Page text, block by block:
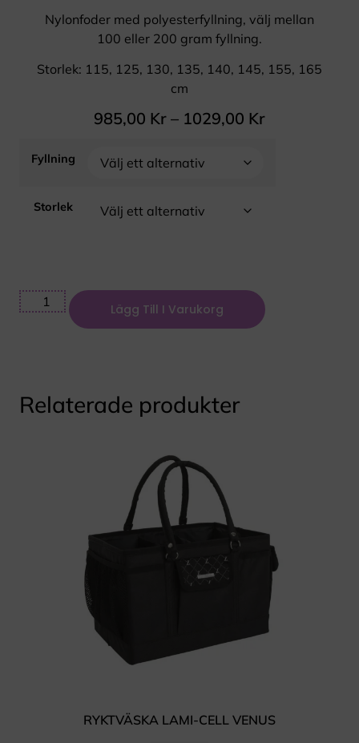
Nylonfoder med polyesterfyllning, välj mellan
100 eller 200 gram fyllning.
Storlek: 115, 125, 130, 135, 140, 145, 155, 165
cm
985,00 Kr – 1029,00 Kr
Fyllning
Storlek
Lägg Till I Varukorg
Relaterade produkter
RYKTVÄSKA LAMI-CELL VENUS